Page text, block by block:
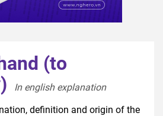
(to
In english explanation
definition and origin of the